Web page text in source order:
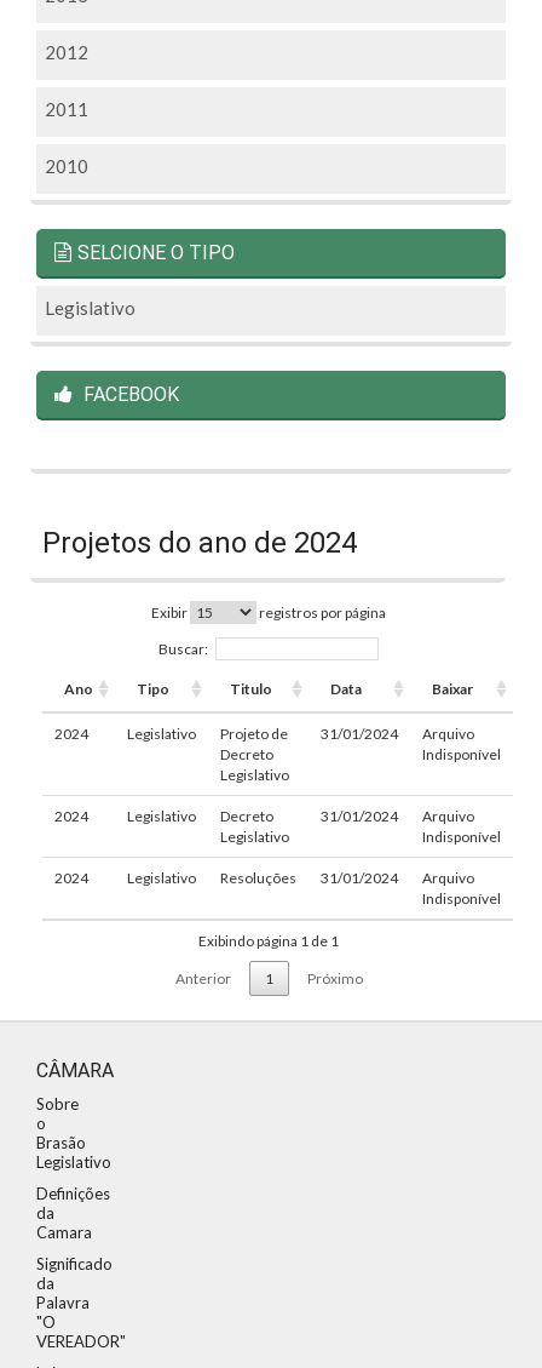
2012
2011
2010
SELCIONE O TIPO
Legislativo
FACEBOOK
Projetos do ano de 2024
Exibir
registros por página
Buscar:
Ano Tipo Titulo Data Baixar
2024 Legislativo
Projeto de
Decreto
Legislativo
31/01/2024
Arquivo
Indisponível
2024 Legislativo
Decreto
Legislativo
31/01/2024
Arquivo
Indisponível
2024 Legislativo Resoluções 31/01/2024
Arquivo
Indisponível
Exibindo página 1 de 1
Anterior 1 Próximo
CÂMARA
Sobre
o
Brasão
Legislativo
Definições
da
Camara
Significado
da
Palavra
"O
VEREADOR"